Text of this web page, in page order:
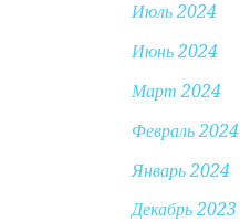
Июль 2024
Июнь 2024
Март 2024
Февраль 2024
Январь 2024
Декабрь 2023